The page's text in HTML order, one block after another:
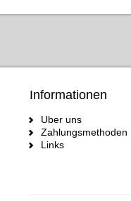
Informationen
Uber uns
Zahlungsmethoden
Links